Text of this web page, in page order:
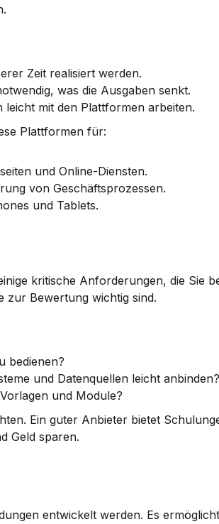
Zeit realisiert werden.
was die Ausgaben senkt.
mit den Plattformen arbeiten.
Plattformen für:
und Online-Diensten.
von Geschäftsprozessen.
und Tablets.
kritische Anforderungen, die Sie
zur Bewertung wichtig sind.
bedienen?
und Datenquellen leicht anbinden?
und Module?
Ein guter Anbieter bietet
Geld sparen.
entwickelt werden. Es